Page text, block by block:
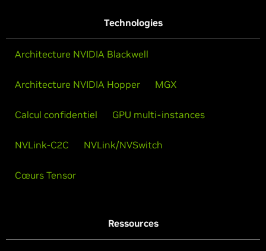
Technologies
Architecture NVIDIA Blackwell
Architecture NVIDIA Hopper MGX
Calcul confidentiel GPU multi-instances
NVLink-C2C NVLink/NVSwitch
Cœurs Tensor
Ressources